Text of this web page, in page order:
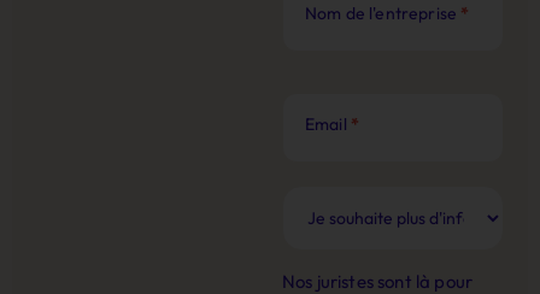
Nom de l'entreprise *
Email *
Nos juristes sont là pour